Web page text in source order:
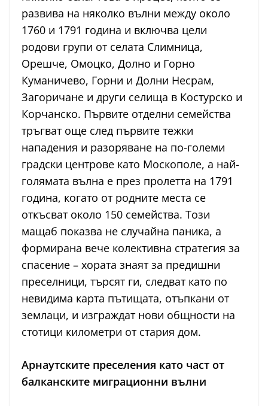
развива на няколко вълни между около
1760 и 1791 година и включва цели
родови групи от селата Слимница,
Орешче, Омоцко, Долно и Горно
Куманичево, Горни и Долни Несрам,
Загоричане и други селища в Костурско и
Корчанско. Първите отделни семейства
тръгват още след първите тежки
нападения и разоряване на по-големи
градски центрове като Москополе, а най-
голямата вълна е през пролетта на 1791
година, когато от родните места се
откъсват около 150 семейства. Този
мащаб показва не случайна паника, а
формирана вече колективна стратегия за
спасение – хората знаят за предишни
преселници, търсят ги, следват като по
невидима карта пътищата, отъпкани от
землаци, и изграждат нови общности на
стотици километри от стария дом.
Арнаутските преселения като част от
балканските миграционни вълни